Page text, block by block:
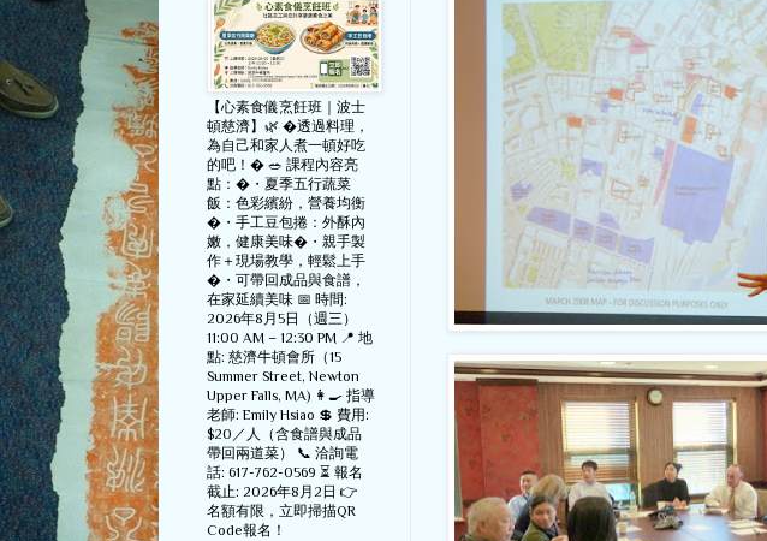
【心素食儀烹飪班｜波士
頓慈濟】🌿 �透過料理，
為自己和家人煮一頓好吃
的吧！� 🥗 課程內容亮
點：�・夏季五行蔬菜
飯：色彩繽紛，營養均衡
�・手工豆包捲：外酥內
嫩，健康美味�・親手製
作＋現場教學，輕鬆上手
�・可帶回成品與食譜，
在家延續美味 📅 時間:
2026年8月5日（週三）
11:00 AM – 12:30 PM 📍 地
點: 慈濟牛頓會所（15
Summer Street, Newton
Upper Falls, MA) 👩‍🍳 指導
老師: Emily Hsiao 💲 費用:
$20／人（含食譜與成品
帶回兩道菜） 📞 洽詢電
話: 617-762-0569 ⏳ 報名
截止: 2026年8月2日 👉
名額有限，立即掃描QR
Code報名！